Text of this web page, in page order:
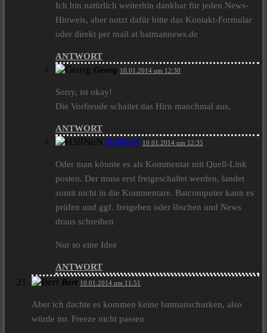
Ich bin natürlich weiterhin dankbar für jeden News-
Hinweis, aber nutzt dafür bitte das Kontakt-Formular
oder direkt per mail at batmannews.de
ANTWORT
Georg 10.01.2014 um 12:30
Sorry, ist okay!
Die Vorfreude schaltet das Hirn manchmal aus.
ANTWORT
H3llNuN 10.01.2014 um 12:35
Oder man könnte es als Kommentar mit Quell-Link
posten. Der muss erst freigeschaltet werden, landet
somit nicht in die Kommentare. Batcomputer kann es
prüfen und ggf. freigeben oder löschen und News
draus schreiben
Nur so eine Idee
ANTWORT
Bert 10.01.2014 um 11:51
Aber ich dachte es kommen keine batmanschurken, also
würde mr. Freeze nicht passen